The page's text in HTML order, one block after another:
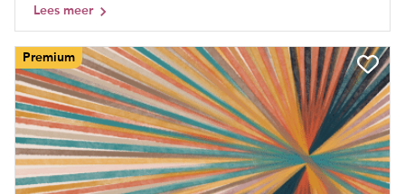
Lees meer
Premium